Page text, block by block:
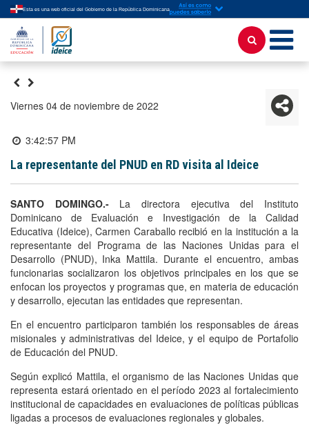
Esta es una web oficial del Gobierno de la República Dominicana
viernes 04 de noviembre de 2022
3:42:57 PM
La representante del PNUD en RD visita al Ideice
SANTO DOMINGO.-La directora ejecutiva del Instituto
Dominicano de Evaluación e Investigación de la Calidad
Educativa (Ideice), Carmen Caraballo recibió en la institución a la
representante del Programa de las Naciones Unidas para el
Desarrollo (PNUD), Inka Mattila. Durante el encuentro, ambas
funcionarias socializaron los objetivos principales en los que se
enfocan los proyectos y programas que, en materia de educación
y desarrollo, ejecutan las entidades que representan.
En el encuentro participaron también los responsables de áreas
misionales y administrativas del Ideice, y el equipo de Portafolio
de Educación del PNUD.
Según explicó Mattila, el organismo de las Naciones Unidas que
representa estará orientado en el período 2023 al fortalecimiento
institucional de capacidades en evaluaciones de políticas públicas
ligadas a procesos de evaluaciones regionales y globales.